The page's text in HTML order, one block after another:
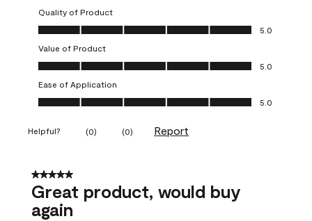
Quality of Product
Quality of Product, 5.0 out of 5
5.0
Value of Product
Value of Product, 5.0 out of 5
5.0
Ease of Application
Ease of Application, 5.0 out of 5
5.0
Helpful? (0) (0) Report
5 out of 5 stars.
Great product, would buy
again